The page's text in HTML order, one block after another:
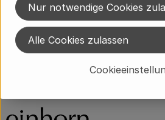
Herkunft
Hersteller: einhorn products
Nur notwendige Cookies
Alle Cookies zulassen